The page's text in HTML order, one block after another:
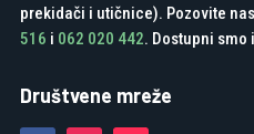
prekidači i utičnice). Pozovite
516 i 062 020 442. Dostupni smo
Društvene mreže